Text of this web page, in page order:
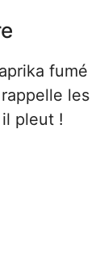
fumé
les
pleut !